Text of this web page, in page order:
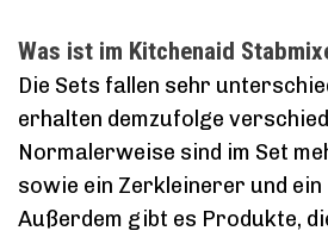
Was ist im Kitchenaid
Die Sets fallen sehr
erhalten demzufolge
Normalerweise sind im Set
sowie ein Zerkleinerer und
Außerdem gibt es Produkte,